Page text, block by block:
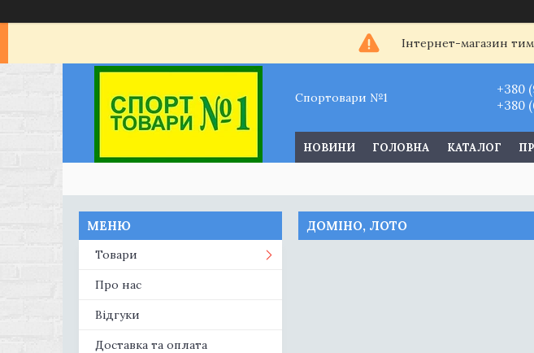
Інтернет-магазин
Спортовари №1
+380
+380
НОВИНИ ГОЛОВНА КАТАЛОГ
ДОМІНО, ЛОТО
Товари
Про нас
Відгуки
Доставка та оплата